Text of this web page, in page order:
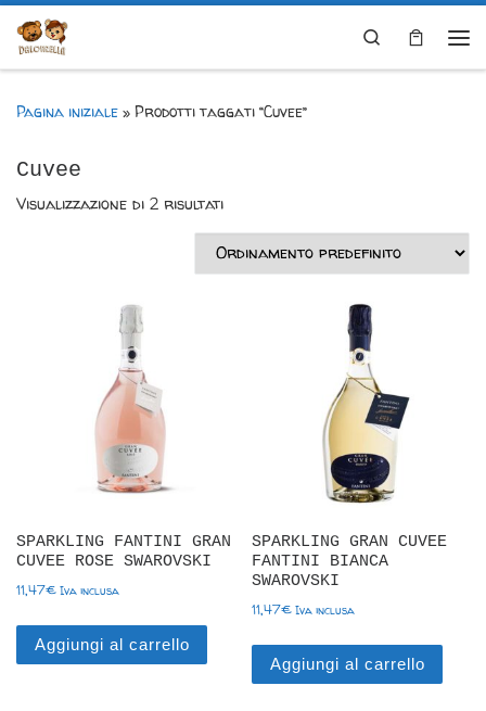
Skip to content
Search
Pagina iniziale » Prodotti taggati “Cuvee”
Cuvee
Visualizzazione di 2 risultati
SPARKLING FANTINI GRAN
CUVEE ROSE SWAROVSKI
11,47€ Iva inclusa
Aggiungi al carrello
SPARKLING GRAN CUVEE
FANTINI BIANCA
SWAROVSKI
11,47€ Iva inclusa
Aggiungi al carrello